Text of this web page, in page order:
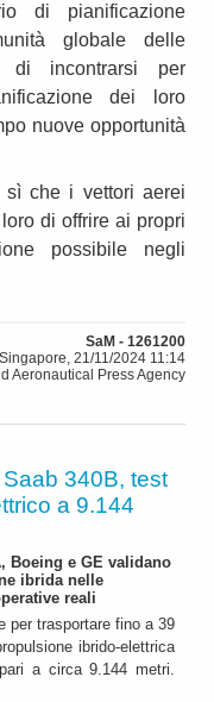
di pianificazione
globale delle
di incontrarsi per
dei loro
nuove opportunità
sì che i vettori aerei
di offrire ai propri
possibile negli
SaM - 1261200
21/11/2024 11:14
Aeronautical Press Agency
Saab 340B, test
a 9.144
Boeing e GE validano
ibrida nelle
reali
per trasportare fino a 39
ibrido-elettrica
a circa 9.144 metri.